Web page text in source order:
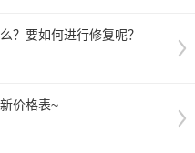
？要如何进行修复呢？
价格表~